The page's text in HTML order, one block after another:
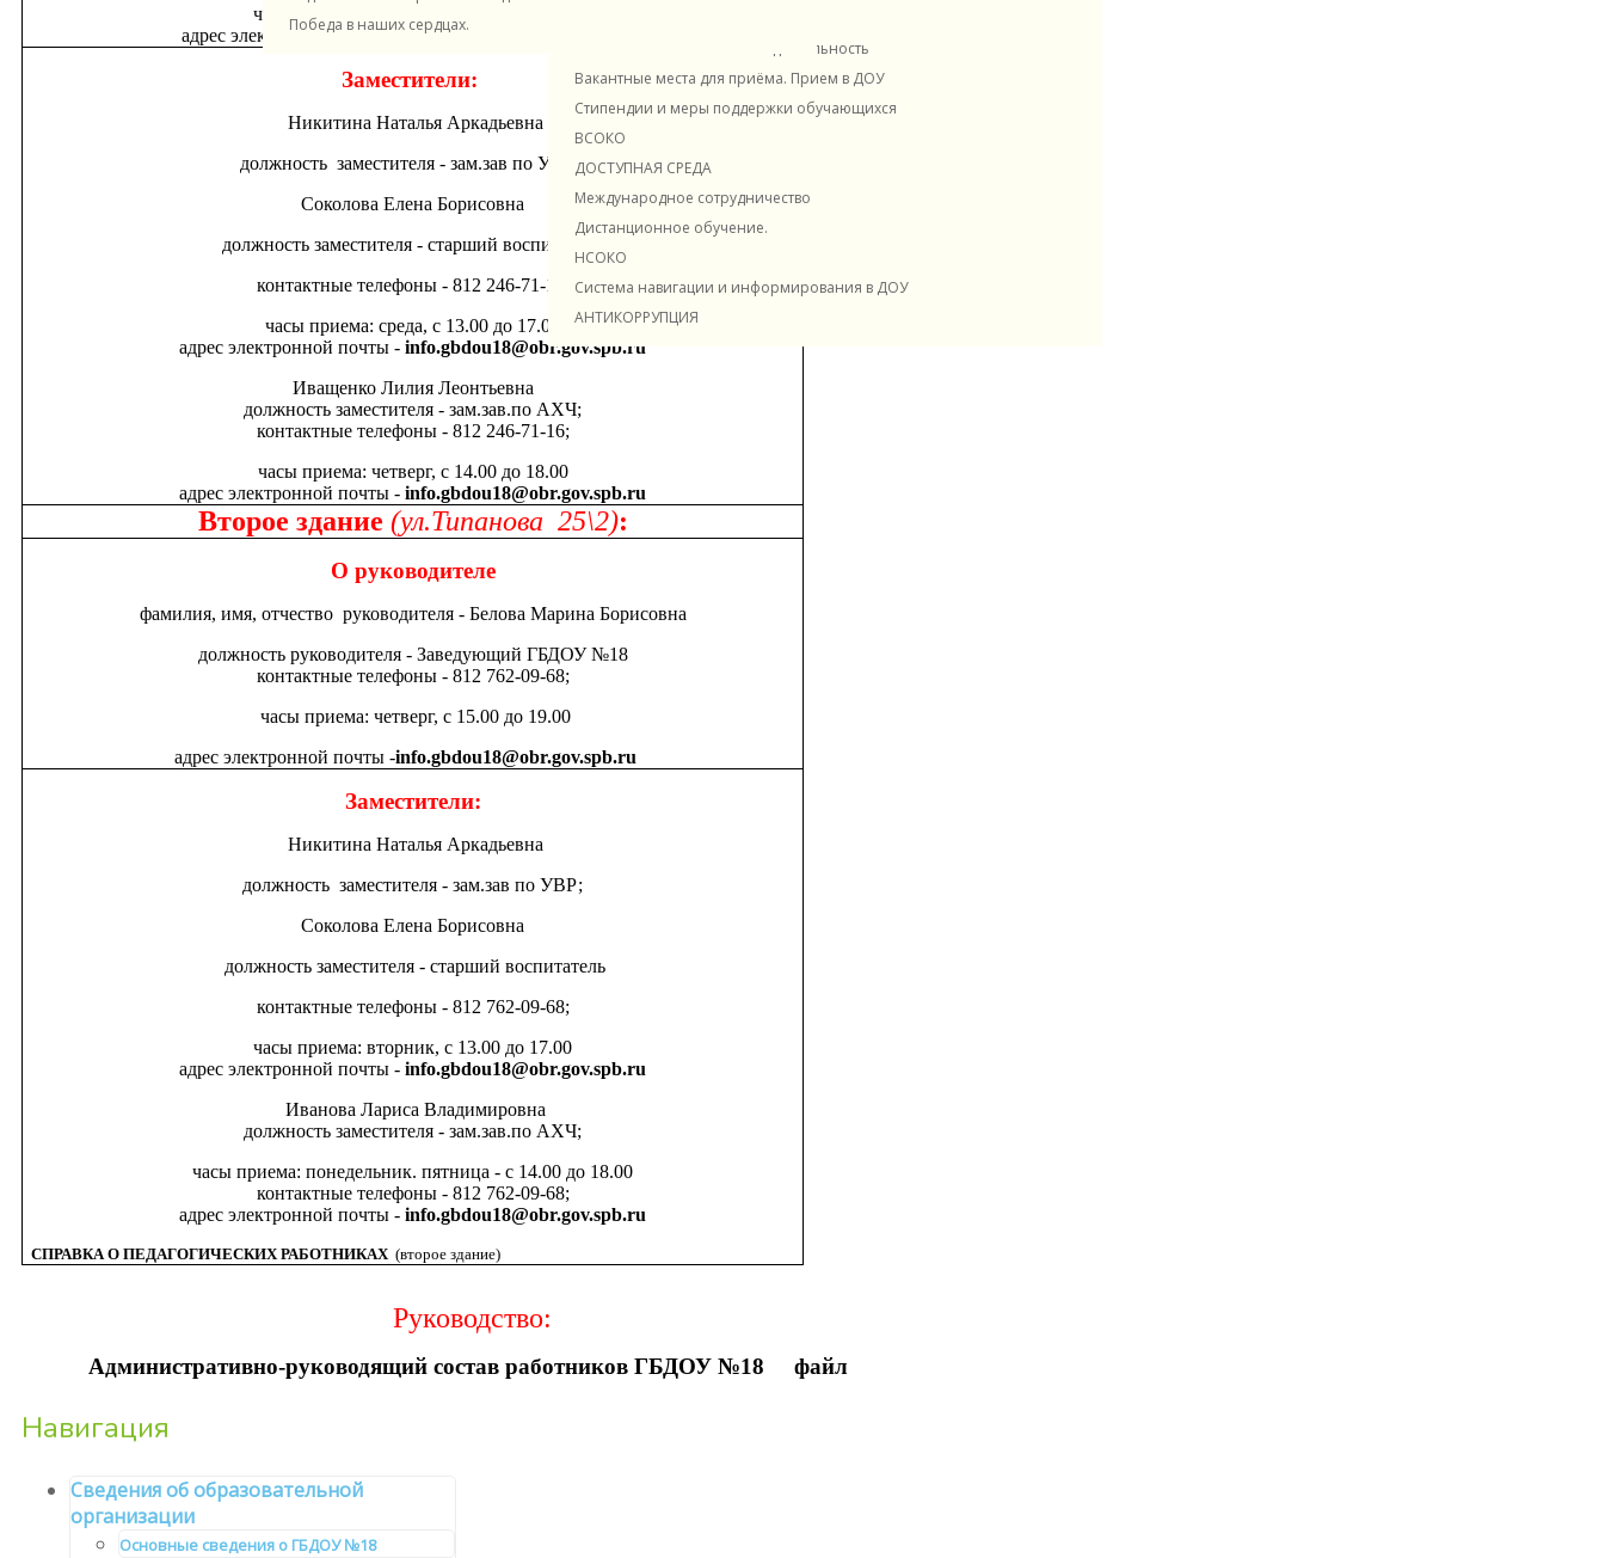
Финансово-хозяйственная деятельность
Вакантные места для приёма. Прием в ДОУ
Стипендии и меры поддержки обучающихся
ВСОКО
ДОСТУПНАЯ СРЕДА
Международное сотрудничество
Дистанционное обучение.
НСОКО
Система навигации и информирования в ДОУ
АНТИКОРРУПЦИЯ
Победа в наших сердцах.
часы приема: вторник, с 15.00 до 19.00
адрес электронной почты -info.gbdou18@obr.gov.spb.ru
Заместители:
Никитина Наталья Аркадьевна
должность заместителя - зам.зав по УВР;
Соколова Елена Борисовна
должность заместителя - старший воспитатель
контактные телефоны - 812 246-71-16;
часы приема: среда, с 13.00 до 17.00
адрес электронной почты - info.gbdou18@obr.gov.spb.ru
Иващенко Лилия Леонтьевна
должность заместителя - зам.зав.по АХЧ;
контактные телефоны - 812 246-71-16;
часы приема: четверг, с 14.00 до 18.00
адрес электронной почты - info.gbdou18@obr.gov.spb.ru
Второе здание (ул.Типанова 25\2):
О руководителе
фамилия, имя, отчество руководителя - Белова Марина Борисовна
должность руководителя - Заведующий ГБДОУ №18
контактные телефоны - 812 762-09-68;
часы приема: четверг, с 15.00 до 19.00
адрес электронной почты -info.gbdou18@obr.gov.spb.ru
Заместители:
Никитина Наталья Аркадьевна
должность заместителя - зам.зав по УВР;
Соколова Елена Борисовна
должность заместителя - старший воспитатель
контактные телефоны - 812 762-09-68;
часы приема: вторник, с 13.00 до 17.00
адрес электронной почты - info.gbdou18@obr.gov.spb.ru
Иванова Лариса Владимировна
должность заместителя - зам.зав.по АХЧ;
часы приема: понедельник. пятница - с 14.00 до 18.00
контактные телефоны - 812 762-09-68;
адрес электронной почты - info.gbdou18@obr.gov.spb.ru
СПРАВКА О ПЕДАГОГИЧЕСКИХ РАБОТНИКАХ (второе здание)
Руководство:
Административно-руководящий состав работников ГБДОУ №18 файл
Навигация
Сведения об образовательной
организации
Основные сведения о ГБДОУ №18